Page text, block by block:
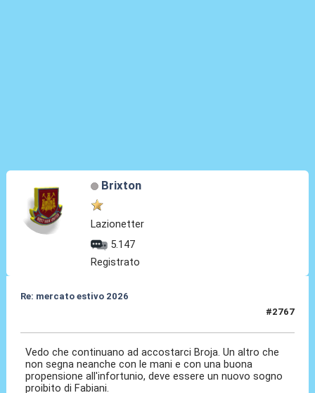
Brixton
Lazionetter
5.147
Registrato
Re: mercato estivo 2026
#2767
Vedo che continuano ad accostarci Broja. Un altro che
non segna neanche con le mani e con una buona
propensione all'infortunio, deve essere un nuovo sogno
proibito di Fabiani.